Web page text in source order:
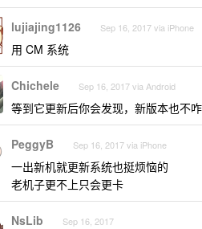
lujiajing1126 Sep 16, 2017 via iPhone
用 CM 系统
Chichele Sep 16, 2017 via Android
等到它更新后你会发现，新版本也不咋
PeggyB Sep 16, 2017 via iPhone
一出新机就更新系统也挺烦恼的
老机子更不上只会更卡
NsLib Sep 16, 2017